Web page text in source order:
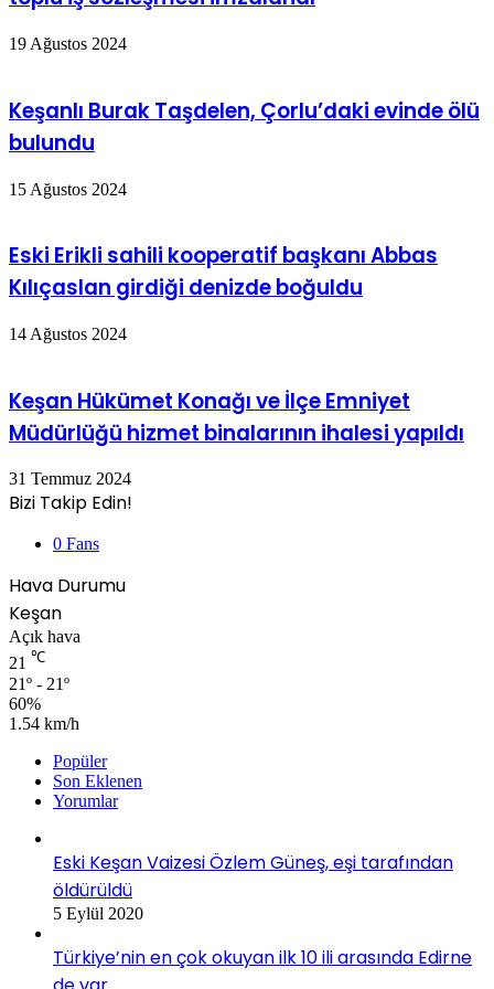
19 Ağustos 2024
Keşanlı Burak Taşdelen, Çorlu’daki evinde ölü
bulundu
15 Ağustos 2024
Eski Erikli sahili kooperatif başkanı Abbas
Kılıçaslan girdiği denizde boğuldu
14 Ağustos 2024
Keşan Hükümet Konağı ve İlçe Emniyet
Müdürlüğü hizmet binalarının ihalesi yapıldı
31 Temmuz 2024
Bizi Takip Edin!
0 Fans
Hava Durumu
Keşan
Açık hava
21 ℃
21º - 21º
60%
1.54 km/h
Popüler
Son Eklenen
Yorumlar
Eski Keşan Vaizesi Özlem Güneş, eşi tarafından
öldürüldü
5 Eylül 2020
Türkiye’nin en çok okuyan ilk 10 ili arasında Edirne